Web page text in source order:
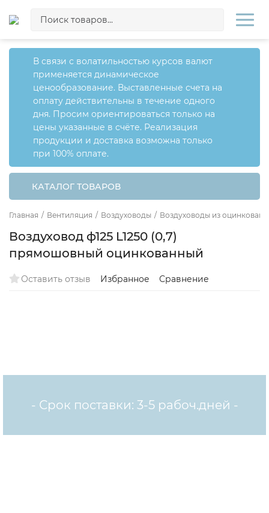
В связи с волатильностью курсов валют
применяется динамическое
ценообразование. Выставленные счета на
оплату действительны в течение одного
дня. Просим ориентироваться только на
цены указанные в счёте. Реализация
продукции и доставка возможна только
при 100% оплате.
КАТАЛОГ ТОВАРОВ
Главная / Вентиляция / Воздуховоды / Воздуховоды из
Воздуховод ф125 L1250 (0,7)
прямошовный оцинкованный
Оставить отзыв Избранное Сравнение
- Срок поставки: 3-5 рабоч.дней -